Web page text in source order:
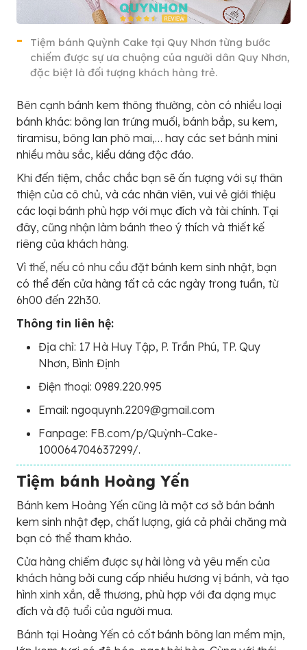
Tiệm bánh Quỳnh Cake tại Quy Nhơn từng bước
chiếm được sự ưa chuộng của người dân Quy Nhơn,
đặc biệt là đối tượng khách hàng trẻ.
Bên cạnh bánh kem thông thường, còn có nhiều loại
bánh khác: bông lan trứng muối, bánh bắp, su kem,
tiramisu, bông lan phô mai,… hay các set bánh mini
nhiều màu sắc, kiểu dáng độc đáo.
Khi đến tiệm, chắc chắc bạn sẽ ấn tượng với sự thân
thiện của cô chủ, và các nhân viên, vui vẻ giới thiệu
các loại bánh phù hợp với mục đích và tài chính. Tại
đây, cũng nhận làm bánh theo ý thích và thiết kế
riêng của khách hàng.
Vì thế, nếu có nhu cầu đặt bánh kem sinh nhật, bạn
có thể đến cửa hàng tất cả các ngày trong tuần, từ
6h00 đến 22h30.
Thông tin liên hệ:
Địa chỉ: 17 Hà Huy Tập, P. Trần Phú, TP. Quy
Nhơn, Bình Định
Điện thoại: 0989.220.995
Email: ngoquynh.2209@gmail.com
Fanpage: FB.com/p/Quỳnh-Cake-
100064704637299/.
Tiệm bánh Hoàng Yến
Bánh kem Hoàng Yến cũng là một cơ sở bán bánh
kem sinh nhật đẹp, chất lượng, giá cả phải chăng mà
bạn có thể tham khảo.
Cửa hàng chiếm được sự hài lòng và yêu mến của
khách hàng bởi cung cấp nhiều hương vị bánh, và tạo
hình xinh xắn, dễ thương, phù hợp với đa dạng mục
đích và độ tuổi của người mua.
Bánh tại Hoàng Yến có cốt bánh bông lan mềm mịn,